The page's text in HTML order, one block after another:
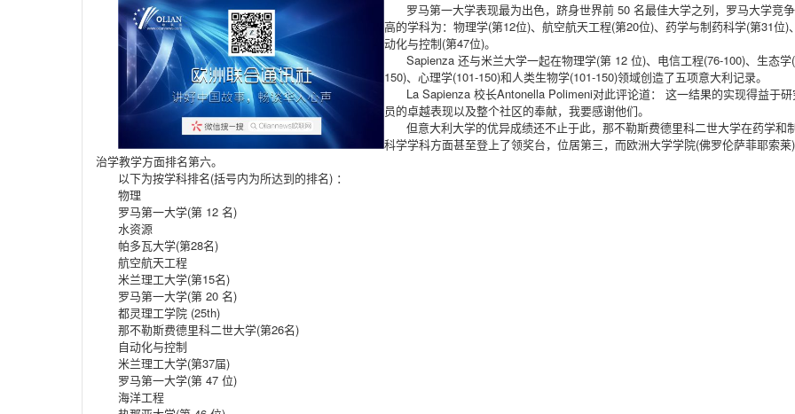
罗马第一大学表现最为出色，跻身世界前 50 名最佳大学之列，罗马大学竞
高的学科为：物理学(第12位)、航空航天工程(第20位)、药学与制药科学(第31位)
动化与控制(第47位)。
Sapienza 还与米兰大学一起在物理学(第 12 位)、电信工程(76-100)、生态学
150)、心理学(101-150)和人类生物学(101-150)领域创造了五项意大利记录。
La Sapienza 校长Antonella Polimeni对此评论道： 这一结果的实现得益于
员的卓越表现以及整个社区的奉献，我要感谢他们。
但意大利大学的优异成绩还不止于此，那不勒斯费德里科二世大学在药学和
科学学科方面甚至登上了领奖台，位居第三，而欧洲大学学院(佛罗伦萨菲耶索莱
治学教学方面排名第六。
以下为按学科排名(括号内为所达到的排名) ：
物理
罗马第一大学(第 12 名)
水资源
帕多瓦大学(第28名)
航空航天工程
米兰理工大学(第15名)
罗马第一大学(第 20 名)
都灵理工学院 (25th)
那不勒斯费德里科二世大学(第26名)
自动化与控制
米兰理工大学(第37届)
罗马第一大学(第 47 位)
海洋工程